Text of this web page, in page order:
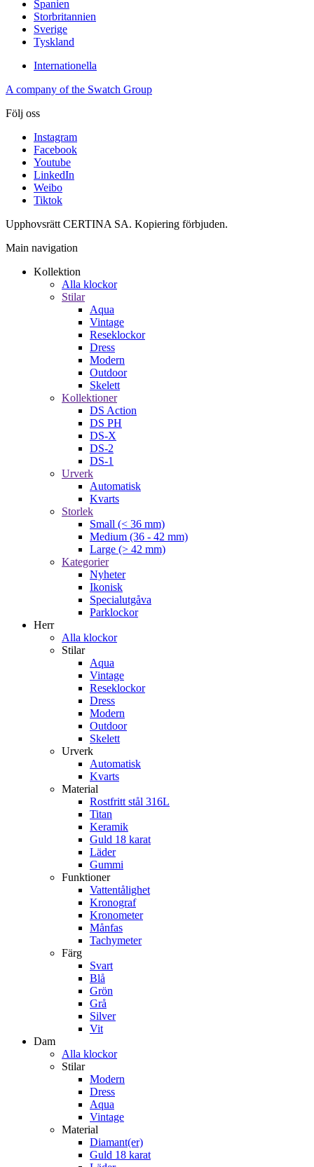
Spanien
Storbritannien
Sverige
Tyskland
Internationella
A company of the Swatch Group
Följ oss
Instagram
Facebook
Youtube
LinkedIn
Weibo
Tiktok
Upphovsrätt CERTINA SA. Kopiering förbjuden.
Main navigation
Kollektion
Alla klockor
Stilar
Aqua
Vintage
Reseklockor
Dress
Modern
Outdoor
Skelett
Kollektioner
DS Action
DS PH
DS-X
DS-2
DS-1
Urverk
Automatisk
Kvarts
Storlek
Small (< 36 mm)
Medium (36 - 42 mm)
Large (> 42 mm)
Kategorier
Nyheter
Ikonisk
Specialutgåva
Parklockor
Herr
Alla klockor
Stilar
Aqua
Vintage
Reseklockor
Dress
Modern
Outdoor
Skelett
Urverk
Automatisk
Kvarts
Material
Rostfritt stål 316L
Titan
Keramik
Guld 18 karat
Läder
Gummi
Funktioner
Vattentålighet
Kronograf
Kronometer
Månfas
Tachymeter
Färg
Svart
Blå
Grön
Grå
Silver
Vit
Dam
Alla klockor
Stilar
Modern
Dress
Aqua
Vintage
Material
Diamant(er)
Guld 18 karat